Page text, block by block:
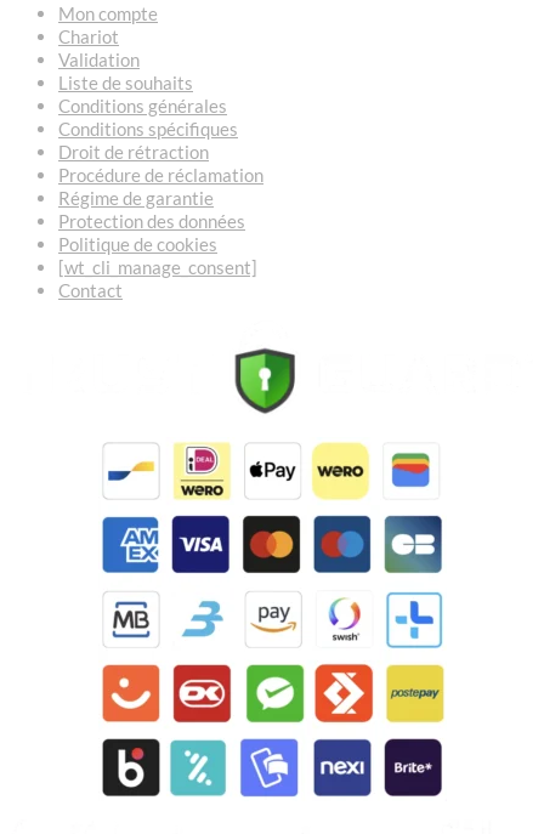
Mon compte
Chariot
Validation
Liste de souhaits
Conditions générales
Conditions spécifiques
Droit de rétraction
Procédure de réclamation
Régime de garantie
Protection des données
Politique de cookies
[wt_cli_manage_consent]
Contact